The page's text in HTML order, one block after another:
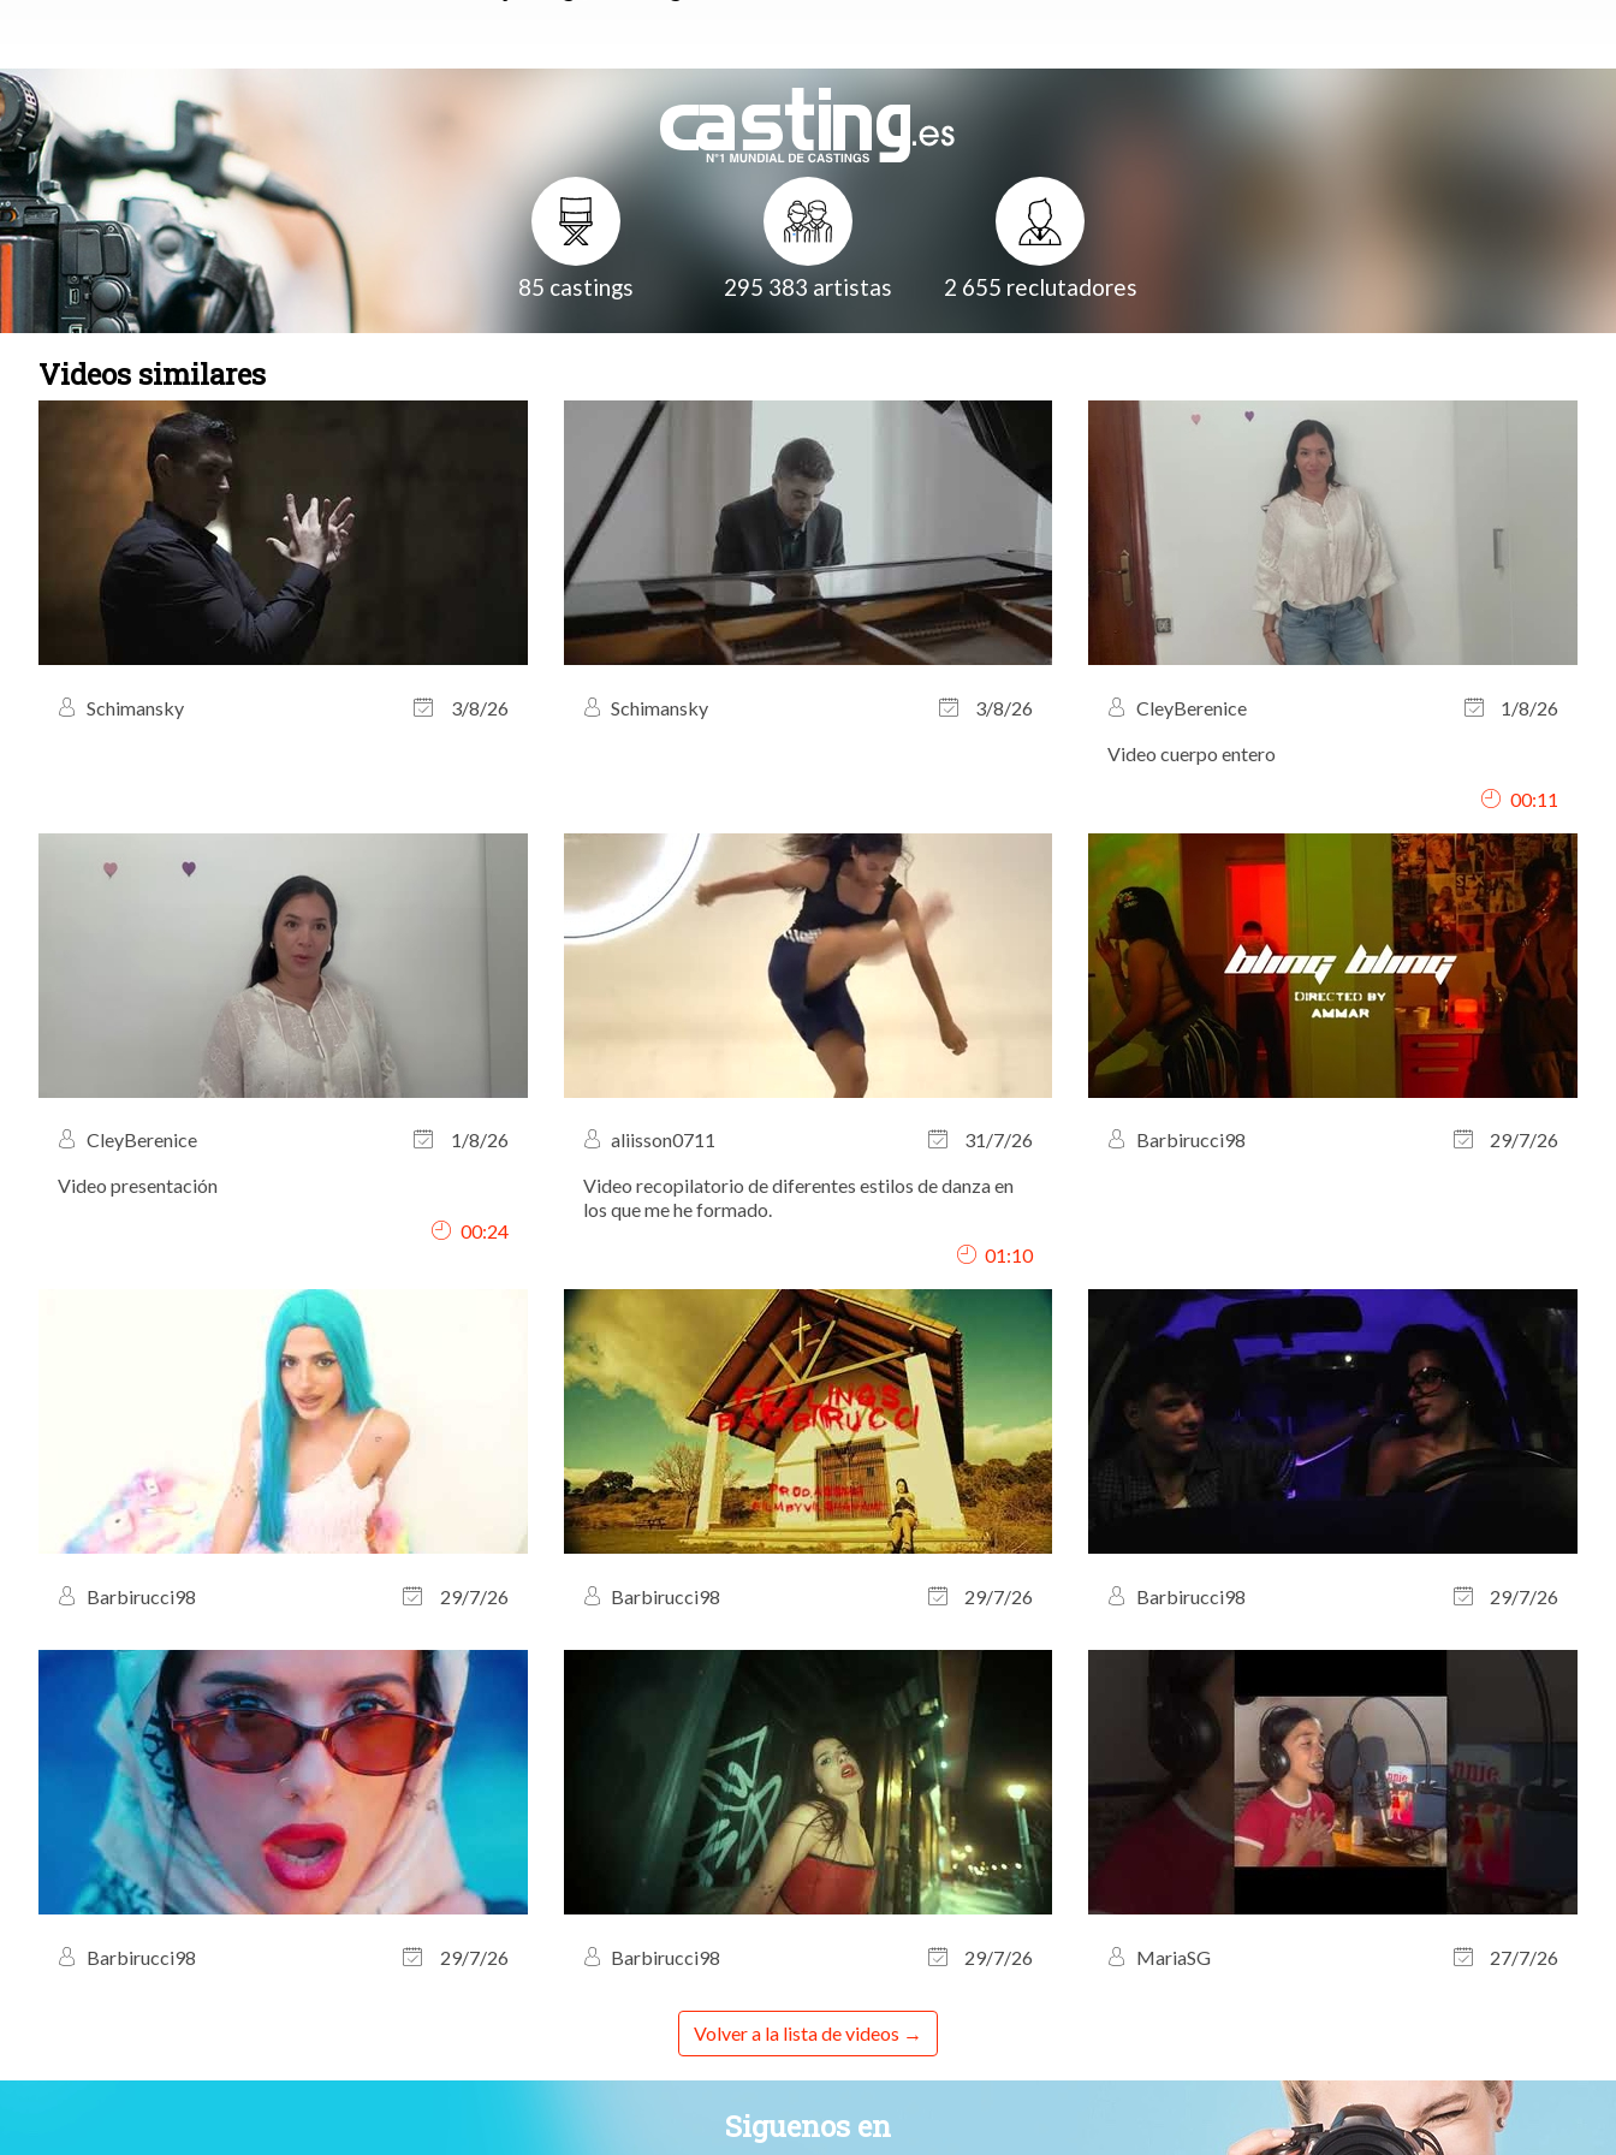
85 castings 295 383 artistas 2 655 reclutadores
Videos similares
Schimansky 3/8/26 Schimansky 3/8/26 CleyBerenice
1/8/26
Video cuerpo entero
00:11
CleyBerenice
1/8/26
Video presentación
00:24
aliisson0711
31/7/26
Video recopilatorio de diferentes estilos de danza en
los que me he formado.
01:10
Barbirucci98 29/7/26
Barbirucci98 29/7/26 Barbirucci98 29/7/26 Barbirucci98 29/7/26
Barbirucci98 29/7/26 Barbirucci98 29/7/26 MariaSG 27/7/26
Volver a la lista de videos
Siguenos en